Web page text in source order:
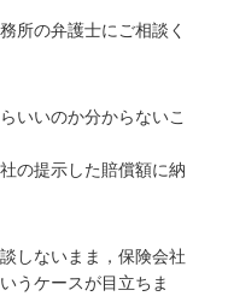
所の弁護士にご相談く
いいのか分からないこ
の提示した賠償額に納
しないまま，保険会社
うケースが目立ちま